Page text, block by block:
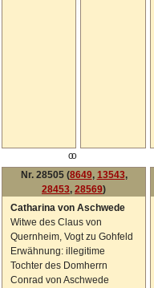
oo
Nr. 28505 (8649, 13543,
28453, 28569)
Catharina von Aschwede
Witwe des Claus von
Quernheim, Vogt zu Gohfeld
Erwähnung: illegitime
Tochter des Domherrn
Conrad von Aschwede